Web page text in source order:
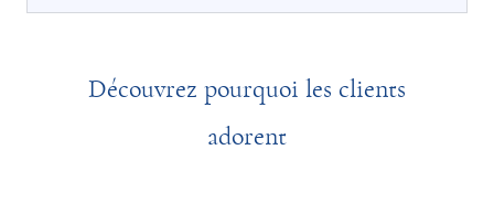
Découvrez pourquoi les clients
adorent